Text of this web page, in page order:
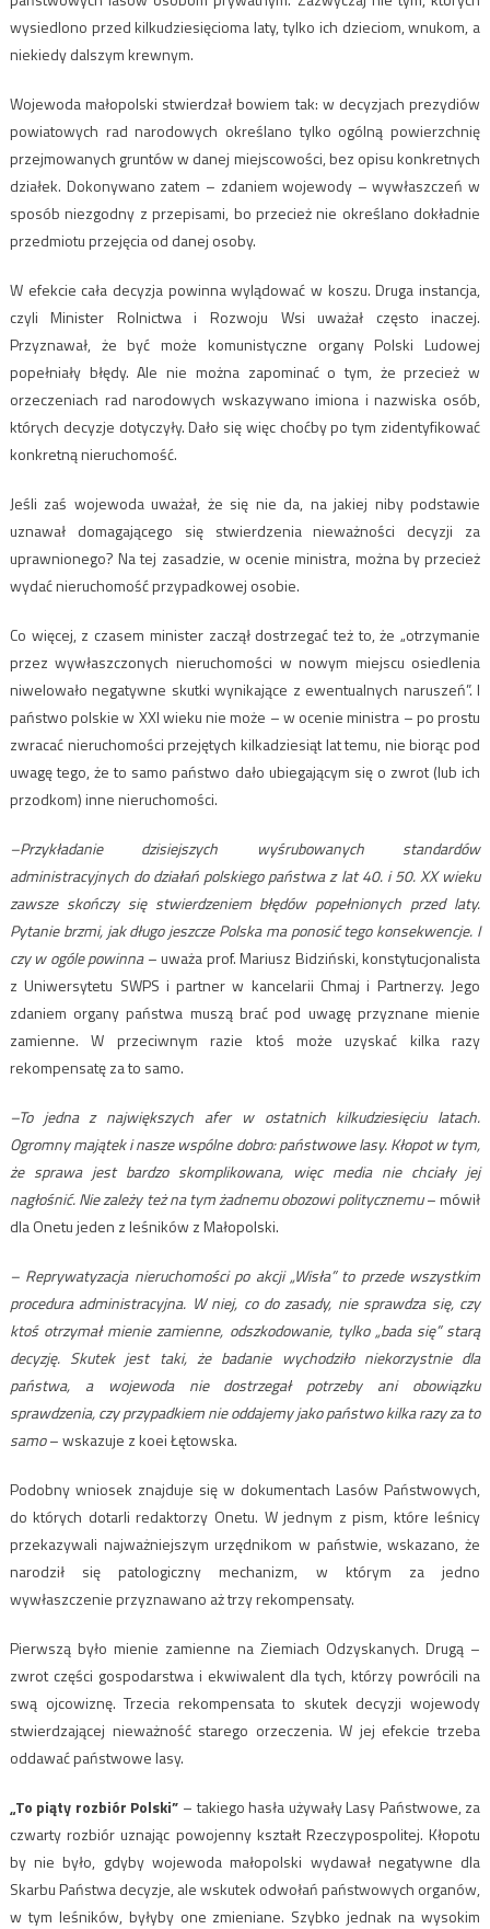
wysiedlono przed kilkudziesięcioma laty, tylko ich dzieciom, wnukom, a
niekiedy dalszym krewnym.
Wojewoda małopolski stwierdzał bowiem tak: w decyzjach prezydiów
powiatowych rad narodowych określano tylko ogólną powierzchnię
przejmowanych gruntów w danej miejscowości, bez opisu konkretnych
działek. Dokonywano zatem – zdaniem wojewody – wywłaszczeń w
sposób niezgodny z przepisami, bo przecież nie określano dokładnie
przedmiotu przejęcia od danej osoby.
W efekcie cała decyzja powinna wylądować w koszu. Druga instancja,
czyli Minister Rolnictwa i Rozwoju Wsi uważał często inaczej.
Przyznawał, że być może komunistyczne organy Polski Ludowej
popełniały błędy. Ale nie można zapominać o tym, że przecież w
orzeczeniach rad narodowych wskazywano imiona i nazwiska osób,
których decyzje dotyczyły. Dało się więc choćby po tym zidentyfikować
konkretną nieruchomość.
Jeśli zaś wojewoda uważał, że się nie da, na jakiej niby podstawie
uznawał domagającego się stwierdzenia nieważności decyzji za
uprawnionego? Na tej zasadzie, w ocenie ministra, można by przecież
wydać nieruchomość przypadkowej osobie.
Co więcej, z czasem minister zaczął dostrzegać też to, że „otrzymanie
przez wywłaszczonych nieruchomości w nowym miejscu osiedlenia
niwelowało negatywne skutki wynikające z ewentualnych naruszeń”. I
państwo polskie w XXI wieku nie może – w ocenie ministra – po prostu
zwracać nieruchomości przejętych kilkadziesiąt lat temu, nie biorąc pod
uwagę tego, że to samo państwo dało ubiegającym się o zwrot (lub ich
przodkom) inne nieruchomości.
–Przykładanie dzisiejszych wyśrubowanych standardów
administracyjnych do działań polskiego państwa z lat 40. i 50. XX wieku
zawsze skończy się stwierdzeniem błędów popełnionych przed laty.
Pytanie brzmi, jak długo jeszcze Polska ma ponosić tego konsekwencje. I
czy w ogóle powinna– uważa prof. Mariusz Bidziński, konstytucjonalista
z Uniwersytetu SWPS i partner w kancelarii Chmaj i Partnerzy. Jego
zdaniem organy państwa muszą brać pod uwagę przyznane mienie
zamienne. W przeciwnym razie ktoś może uzyskać kilka razy
rekompensatę za to samo.
–To jedna z największych afer w ostatnich kilkudziesięciu latach.
Ogromny majątek i nasze wspólne dobro: państwowe lasy. Kłopot w tym,
że sprawa jest bardzo skomplikowana, więc media nie chciały jej
nagłośnić. Nie zależy też na tym żadnemu obozowi politycznemu– mówił
dla Onetu jeden z leśników z Małopolski.
– Reprywatyzacja nieruchomości po akcji „Wisła” to przede wszystkim
procedura administracyjna. W niej, co do zasady, nie sprawdza się, czy
ktoś otrzymał mienie zamienne, odszkodowanie, tylko „bada się” starą
decyzję. Skutek jest taki, że badanie wychodziło niekorzystnie dla
państwa, a wojewoda nie dostrzegał potrzeby ani obowiązku
sprawdzenia, czy przypadkiem nie oddajemy jako państwo kilka razy za to
samo– wskazuje z koei Łętowska.
Podobny wniosek znajduje się w dokumentach Lasów Państwowych,
do których dotarli redaktorzy Onetu. W jednym z pism, które leśnicy
przekazywali najważniejszym urzędnikom w państwie, wskazano, że
narodził się patologiczny mechanizm, w którym za jedno
wywłaszczenie przyznawano aż trzy rekompensaty.
Pierwszą było mienie zamienne na Ziemiach Odzyskanych. Drugą –
zwrot części gospodarstwa i ekwiwalent dla tych, którzy powrócili na
swą ojcowiznę. Trzecia rekompensata to skutek decyzji wojewody
stwierdzającej nieważność starego orzeczenia. W jej efekcie trzeba
oddawać państwowe lasy.
„To piąty rozbiór Polski” – takiego hasła używały Lasy Państwowe, za
czwarty rozbiór uznając powojenny kształt Rzeczypospolitej. Kłopotu
by nie było, gdyby wojewoda małopolski wydawał negatywne dla
Skarbu Państwa decyzje, ale wskutek odwołań państwowych organów,
w tym leśników, byłyby one zmieniane. Szybko jednak na wysokim